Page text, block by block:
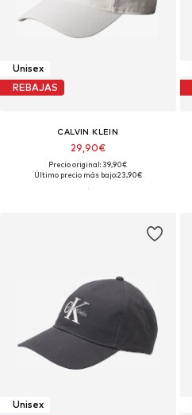
Unisex
REBAJAS
CALVIN KLEIN
29,90€
Precio original: 39,90€
Último precio más bajo:23,90€
Unisex